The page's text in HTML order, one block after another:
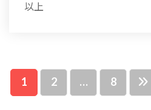
以上
投
稿
1 2 … 8